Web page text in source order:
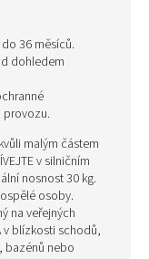
36 měsíců.
dohledem
provozu.
malým částem
v silničním
nosnost 30 kg.
osoby.
na veřejných
blízkosti schodů,
bazénů nebo